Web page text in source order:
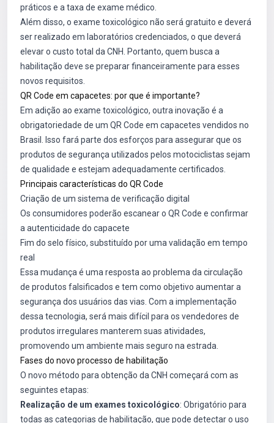
práticos e a taxa de exame médico.
Além disso, o exame toxicológico não será gratuito e deverá
ser realizado em laboratórios credenciados, o que deverá
elevar o custo total da CNH. Portanto, quem busca a
habilitação deve se preparar financeiramente para esses
novos requisitos.
QR Code em capacetes: por que é importante?
Em adição ao exame toxicológico, outra inovação é a
obrigatoriedade de um QR Code em capacetes vendidos no
Brasil. Isso fará parte dos esforços para assegurar que os
produtos de segurança utilizados pelos motociclistas sejam
de qualidade e estejam adequadamente certificados.
Principais características do QR Code
Criação de um sistema de verificação digital
Os consumidores poderão escanear o QR Code e confirmar
a autenticidade do capacete
Fim do selo físico, substituído por uma validação em tempo
real
Essa mudança é uma resposta ao problema da circulação
de produtos falsificados e tem como objetivo aumentar a
segurança dos usuários das vias. Com a implementação
dessa tecnologia, será mais difícil para os vendedores de
produtos irregulares manterem suas atividades,
promovendo um ambiente mais seguro na estrada.
Fases do novo processo de habilitação
O novo método para obtenção da CNH começará com as
seguintes etapas:
Realização de um exames toxicológico: Obrigatório para
todas as categorias de habilitação, que pode detectar o uso